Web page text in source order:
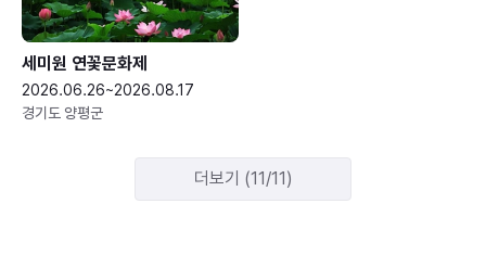
세미원 연꽃문화제
2026.06.26~2026.08.17
경기도 양평군
더보기 (11/11)